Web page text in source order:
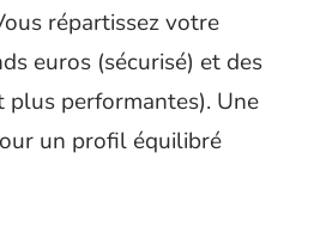
répartissez votre
euros (sécurisé) et des
performantes). Une
un profil équilibré